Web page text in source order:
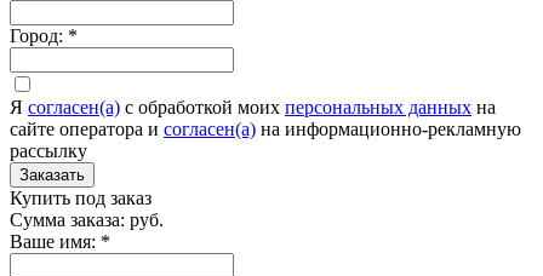
Город: *
Я согласен(а) c обработкой моих персональных данных на
сайте оператора и согласен(а) на информационно-рекламную
рассылку
Заказать
Купить под заказ
Сумма заказа: руб.
Ваше имя: *